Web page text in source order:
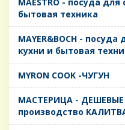
бытовая техника
MAYER&BOCH -
кухни и бытовая
MYRON COOK -ЧУГУН
MАСТЕРИЦА -
производство